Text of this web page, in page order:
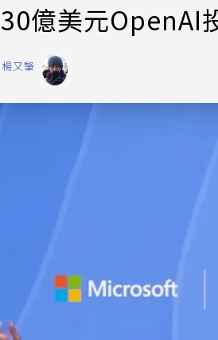
億美元OpenAI
楊又肇